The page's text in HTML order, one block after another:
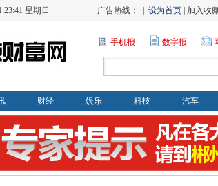
星期日 广告热线： | 设为首页 | 加入收
手机报 数字报
财经 娱乐 科技 汽车